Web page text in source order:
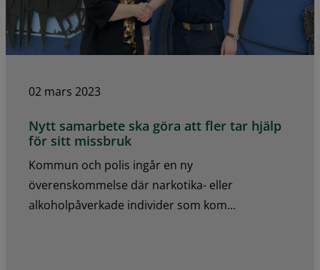
02 mars 2023
Nytt samarbete ska göra att fler tar hjälp
för sitt missbruk
Kommun och polis ingår en ny
överenskommelse där narkotika- eller
alkoholpåverkade individer som kom...